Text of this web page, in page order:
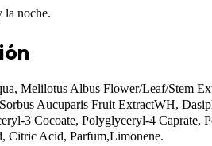
la noche.
Melilotus Albus Flower/Leaf/Stem
Aucuparis Fruit ExtractWH,
3 Cocoate, Polyglyceryl-4 Caprate,
Citric Acid, Parfum,Limonene.